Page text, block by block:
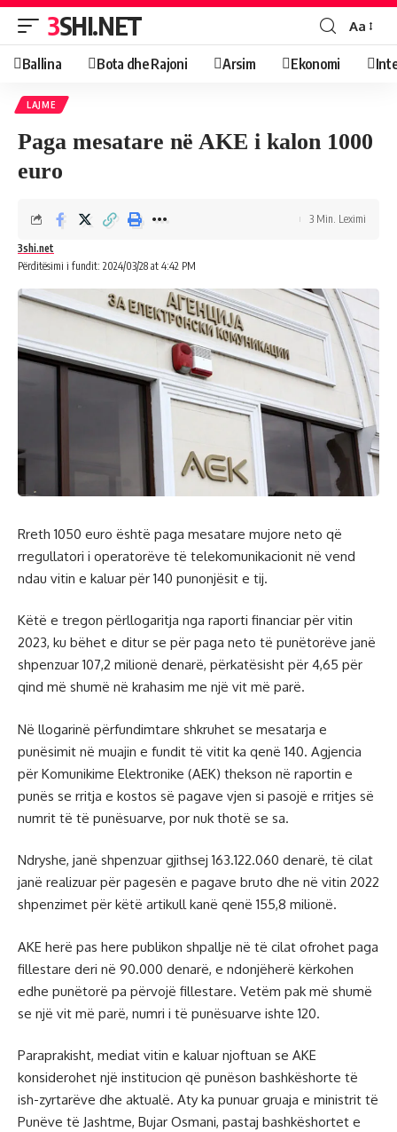
3SHI.NET Aa
Ballina Bota dhe Rajoni Arsim Ekonomi
LAJME
Paga mesatare në AKE i kalon 1000
euro
Përditësimi i fundit: 2024/03/28 at 4:42 PM
3shi.net
3 Min. Leximi
Rreth 1050 euro është paga mesatare mujore neto që
rregullatori i operatorëve të telekomunikacionit në vend
ndau vitin e kaluar për 140 punonjësit e tij.
Këtë e tregon përllogaritja nga raporti financiar për vitin
2023, ku bëhet e ditur se për paga neto të punëtorëve janë
shpenzuar 107,2 milionë denarë, përkatësisht për 4,65 për
qind më shumë në krahasim me një vit më parë.
Në llogarinë përfundimtare shkruhet se mesatarja e
punësimit në muajin e fundit të vitit ka qenë 140. Agjencia
për Komunikime Elektronike (AEK) thekson në raportin e
punës se rritja e kostos së pagave vjen si pasojë e rritjes së
numrit të të punësuarve, por nuk thotë se sa.
Ndryshe, janë shpenzuar gjithsej 163.122.060 denarë, të cilat
janë realizuar për pagesën e pagave bruto dhe në vitin 2022
shpenzimet për këtë artikull kanë qenë 155,8 milionë.
AKE herë pas here publikon shpallje në të cilat ofrohet paga
fillestare deri në 90.000 denarë, e ndonjëherë kërkohen
edhe punëtorë pa përvojë fillestare. Vetëm pak më shumë
se një vit më parë, numri i të punësuarve ishte 120.
Paraprakisht, mediat vitin e kaluar njoftuan se AKE
konsiderohet një institucion që punëson bashkëshorte të
ish-zyrtarëve dhe aktualë. Aty ka punuar gruaja e ministrit të
Punëve të Jashtme, Bujar Osmani, pastaj bashkëshortet e